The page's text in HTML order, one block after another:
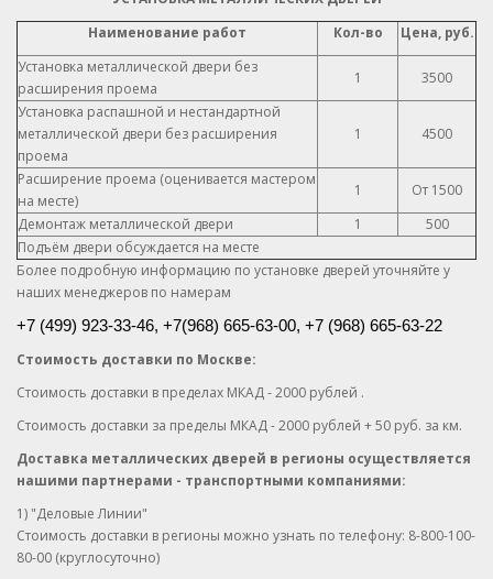
Наименование работ
Кол-во
Цена, руб.
Установка металлической двери без
расширения проема
1
3500
Установка распашной и нестандартной
металлической двери без расширения
проема
1 4500
Расширение проема (оценивается мастером
на месте)
1
От 1500
Демонтаж металлической двери
1
500
Подъём двери обсуждается на месте
Более подробную информацию по установке дверей уточняйте у
наших менеджеров по намерам
+7 (499) 923-33-46, +7(968) 665-63-00, +7 (968) 665-63-22
Стоимость доставки по Москве:
Стоимость доставки в пределах МКАД - 2000 рублей .
Стоимость доставки за пределы МКАД - 2000 рублей + 50 руб. за км.
Доставка металлических дверей в регионы осуществляется
нашими партнерами - транспортными компаниями:
1) "Деловые Линии"
Стоимость доставки в регионы можно узнать по телефону: 8-800-100-
80-00 (круглосуточно)